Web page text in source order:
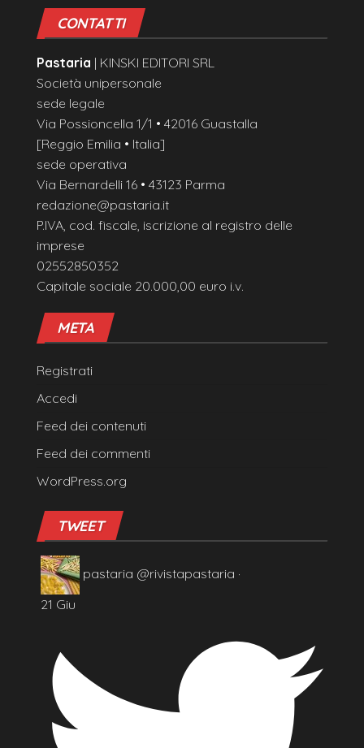
CONTATTI
Pastaria | KINSKI EDITORI SRL
Società unipersonale
sede legale
Via Possioncella 1/1 • 42016 Guastalla
[Reggio Emilia • Italia]
sede operativa
Via Bernardelli 16 • 43123 Parma
redazione@pastaria.it
P.IVA, cod. fiscale, iscrizione al registro delle
imprese
02552850352
Capitale sociale 20.000,00 euro i.v.
META
Registrati
Accedi
Feed dei contenuti
Feed dei commenti
WordPress.org
TWEET
pastaria @rivistapastaria ·
21 Giu